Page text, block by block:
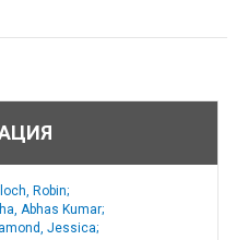
Robin;
Abhas Kumar;
Jessica;